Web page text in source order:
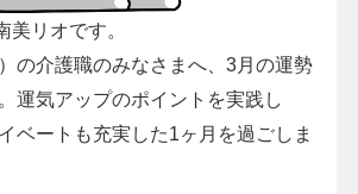
美リオです。
の介護職のみなさまへ、3月の運勢
運気アップのポイントを実践し
ベートも充実した1ヶ月を過ごしま